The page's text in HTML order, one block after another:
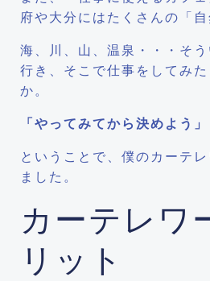
府や大分にはたくさんの「自
海、川、山、温泉・・・そ
行き、そこで仕事をしてみ
か。
「やってみてから決めよう」
ということで、僕のカーテ
ました。
カーテレワ
リット